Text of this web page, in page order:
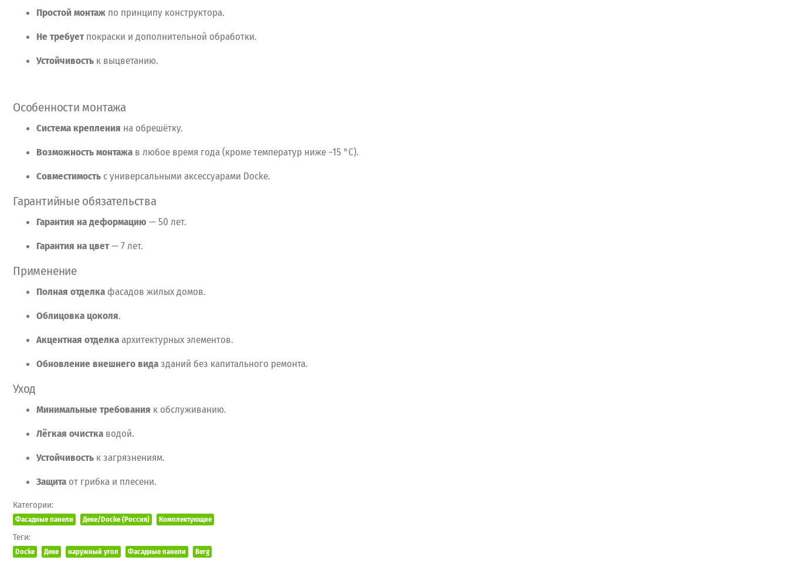
Простоймонтаж по принципу конструктора.
Нетребуетпокраски и дополнительной обработки.
Устойчивость к выцветанию.
Особенности монтажа
Система крепления на обрешётку.
Возможностьмонтажа в любое время года(крометемператур ниже −15 °C).
Совместимость суниверсальными аксессуарами Docke.
Гарантийныеобязательства
Гарантия надеформацию — 50 лет.
Гарантия на цвет— 7лет.
Применение
Полная отделка фасадов жилыхдомов.
Облицовка цоколя.
Акцентная отделкаархитектурных элементов.
Обновление внешнего видазданий без капитального ремонта.
Уход
Минимальныетребования к обслуживанию.
Лёгкая очистка водой.
Устойчивость кзагрязнениям.
Защита от грибка и плесени.
Категории:
Фасадные панели Деке/Docke (Россия) Комплектующие
Теги:
Docke Деке наружный угол Фасадные панели Berg